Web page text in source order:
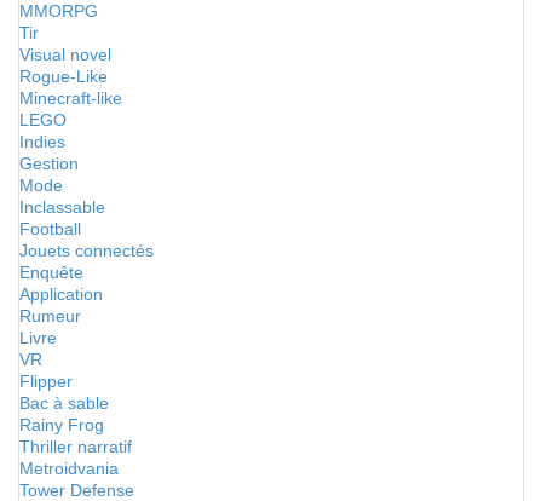
MMORPG
Tir
Visual novel
Rogue-Like
Minecraft-like
LEGO
Indies
Gestion
Mode
Inclassable
Football
Jouets connectés
Enquête
Application
Rumeur
Livre
VR
Flipper
Bac à sable
Rainy Frog
Thriller narratif
Metroidvania
Tower Defense